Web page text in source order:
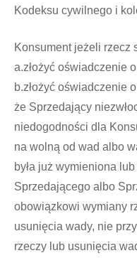
Kodeksu cywilnego i
Konsument jeżeli rzecz
a.złożyć oświadczenie
b.złożyć oświadczenie
że Sprzedający
niedogodności dla
na wolną od wad albo
była już wymieniona
Sprzedającego albo
obowiązkowi wymiany
usunięcia wady, nie
rzeczy lub usunięcia